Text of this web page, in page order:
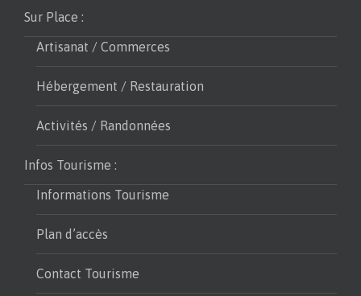
Sur Place :
Artisanat / Commerces
Hébergement / Restauration
Activités / Randonnées
Infos Tourisme :
Informations Tourisme
Plan d’accès
Contact Tourisme